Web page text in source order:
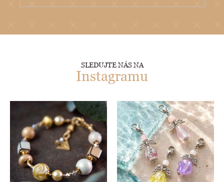
SLEDUJTE NÁS NA
Instagramu